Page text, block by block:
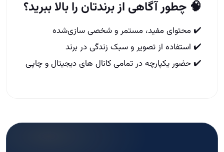
🧠 چطور آگاهی از برندتان را بالا ببرید؟
✔️ محتوای مفید، مستمر و شخصی‌ سازی‌شده
✔️ استفاده از تصویر و سبک زندگی در برند
✔️ حضور یکپارچه در تمامی کانال‌ های دیجیتال و چاپی